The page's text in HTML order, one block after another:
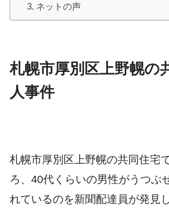
ネットの声
札幌市厚別区上野幌の
人事件
札幌市厚別区上野幌の共同住宅
ろ、40代くらいの男性がうつぶ
れているのを新聞配達員が発見